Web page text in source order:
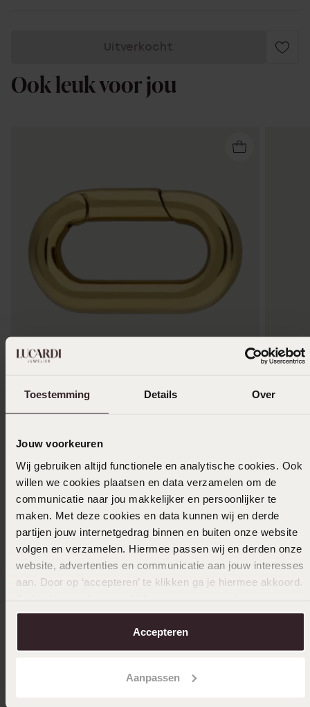
Toestemming Details Over
Jouw voorkeuren
Wij gebruiken altijd functionele en analytische cookies. Ook
willen we cookies plaatsen en data verzamelen om de
communicatie naar jou makkelijker en persoonlijker te
maken. Met deze cookies en data kunnen wij en derde
partijen jouw internetgedrag binnen en buiten onze website
volgen en verzamelen. Hiermee passen wij en derden onze
website, advertenties en communicatie aan jouw interesses
aan. Door op ‘accepteren’ te klikken ga je hiermee akkoord.
over in onscookiebeleid.
Accepteren
Aanpassen
Uitverkocht
Ook leuk voor jou
Stainless steel goldplated hanger voor dames
899
Bestseller -50%